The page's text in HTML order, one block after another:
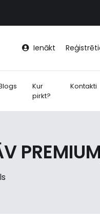
Ienākt
Kur
pirkt?
Kontakti